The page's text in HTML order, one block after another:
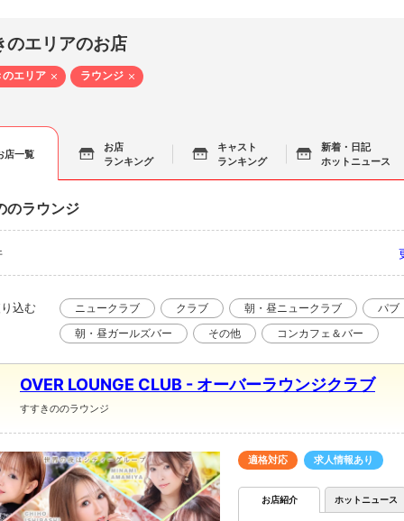
のエリアのお店
のエリア ラウンジ
店一覧
お店
ランキング
キャスト
ランキング
新着・日記
ホットニュース
のラウンジ
込む ニュークラブ クラブ 朝・昼ニュークラブ
パブ
朝・昼ガールズバー
その他 コンカフェ＆バー
OVER LOUNGE CLUB - オーバーラウンジクラブ
すすきののラウンジ
適格対応 求人情報あり
お店紹介 ホットニュース